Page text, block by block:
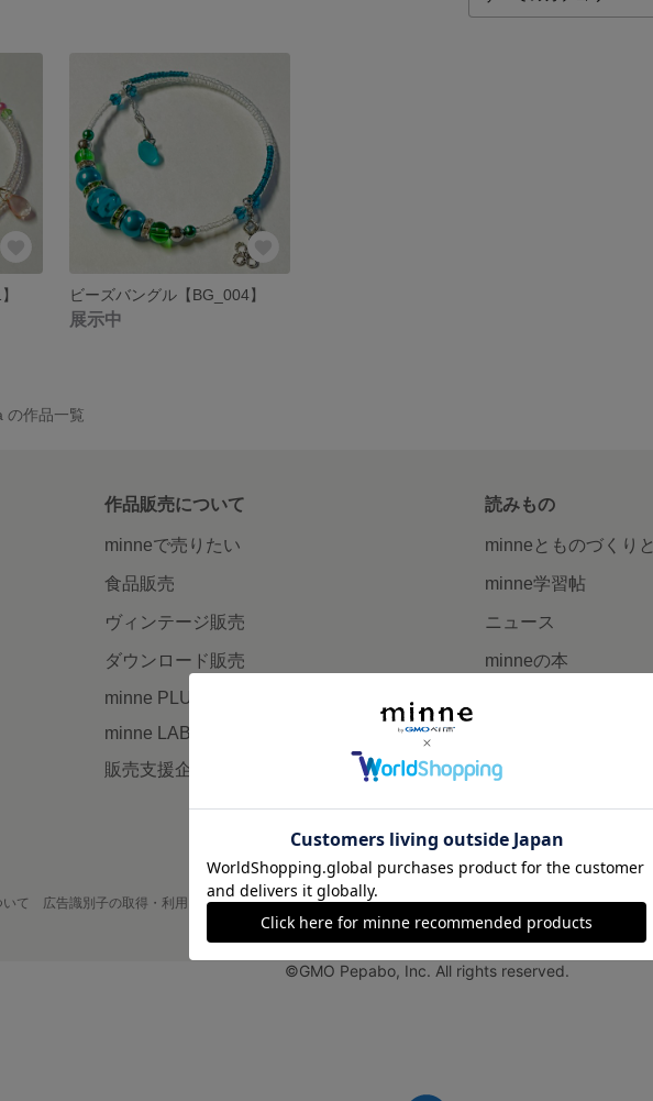
ビーズバングル【BG_004】
展示中
の作品一覧
作品販売について
minneで売りたい
食品販売
ヴィンテージ販売
ダウンロード販売
minne PLUS
minne LAB
販売支援企画・イベント
読みもの
minneとものづくりと
minne学習帖
ニュース
minneの本
て 広告識別子の取得・利用 プライバシーポリシー 会社概要 採用情報 メディアキット
©GMO Pepabo, Inc. All rights reserved.